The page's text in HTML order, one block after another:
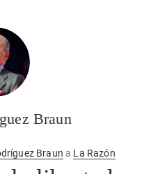
Braun
Braun a La Razón